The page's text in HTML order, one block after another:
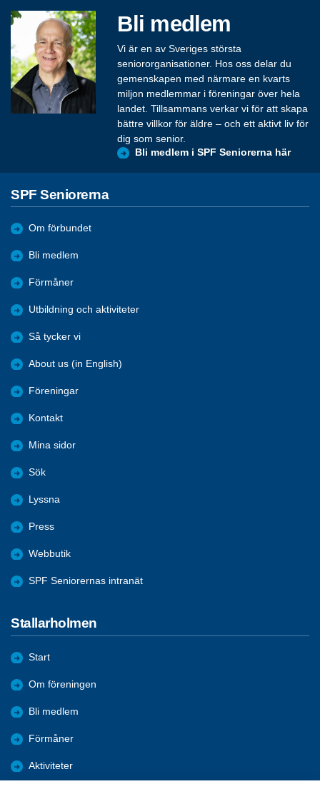
Bli medlem
Vi är en av Sveriges största
seniororganisationer. Hos oss delar du
gemenskapen med närmare en kvarts
miljon medlemmar i föreningar över hela
landet. Tillsammans verkar vi för att skapa
bättre villkor för äldre – och ett aktivt liv för
dig som senior.
Bli medlem i SPF Seniorerna här
SPF Seniorerna
Om förbundet
Bli medlem
Förmåner
Utbildning och aktiviteter
Så tycker vi
About us (in English)
Föreningar
Kontakt
Mina sidor
Sök
Lyssna
Press
Webbutik
SPF Seniorernas intranät
Stallarholmen
Start
Om föreningen
Bli medlem
Förmåner
Aktiviteter